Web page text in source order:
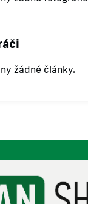
žádné články.